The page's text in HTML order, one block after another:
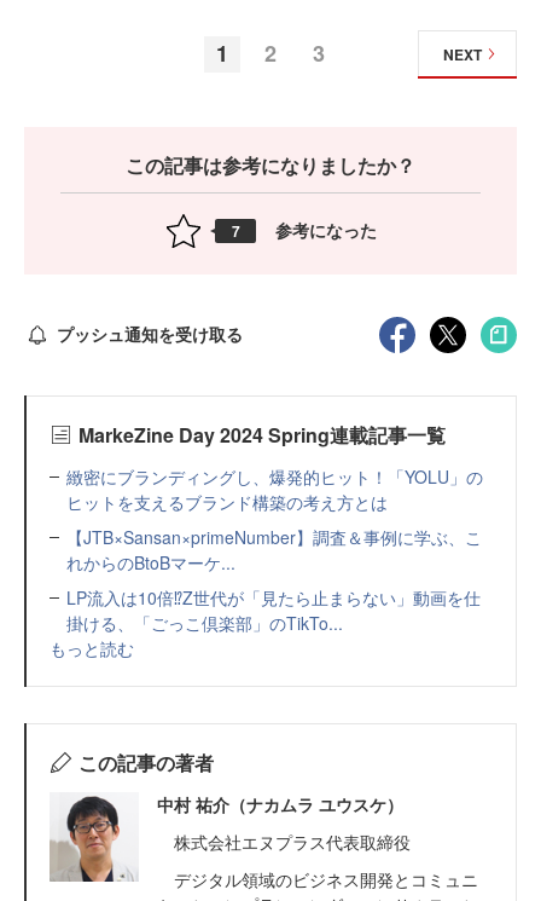
1 2 3 NEXT
この記事は参考になりましたか？
7 参考になった
プッシュ通知を受け取る
MarkeZine Day 2024 Spring連載記事一覧
緻密にブランディングし、爆発的ヒット！「YOLU」の
ヒットを支えるブランド構築の考え方とは
【JTB×Sansan×primeNumber】調査＆事例に学ぶ、こ
れからのBtoBマーケ...
LP流入は10倍⁉Z世代が「見たら止まらない」動画を仕
掛ける、「ごっこ倶楽部」のTikTo...
もっと読む
この記事の著者
中村 祐介（ナカムラ ユウスケ）
株式会社エヌプラス代表取締役
デジタル領域のビジネス開発とコミュニ